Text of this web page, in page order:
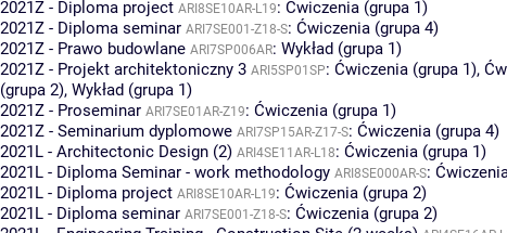
2021Z - Diploma project ARI8SE10AR-L19: Ćwiczenia (grupa 1)
2021Z - Diploma seminar ARI7SE001-Z18-S: Ćwiczenia (grupa 4)
2021Z - Prawo budowlane ARI7SP006AR: Wykład (grupa 1)
2021Z - Projekt architektoniczny 3 ARI5SP01SP: Ćwiczenia (grupa 1),
(grupa 2), Wykład (grupa 1)
2021Z - Proseminar ARI7SE01AR-Z19: Ćwiczenia (grupa 1)
2021Z - Seminarium dyplomowe ARI7SP15AR-Z17-S: Ćwiczenia (grupa 4)
2021L - Architectonic Design (2) ARI4SE11AR-L18: Ćwiczenia (grupa 1)
2021L - Diploma Seminar - work methodology ARI8SE000AR-S:
2021L - Diploma project ARI8SE10AR-L19: Ćwiczenia (grupa 2)
2021L - Diploma seminar ARI7SE001-Z18-S: Ćwiczenia (grupa 2)